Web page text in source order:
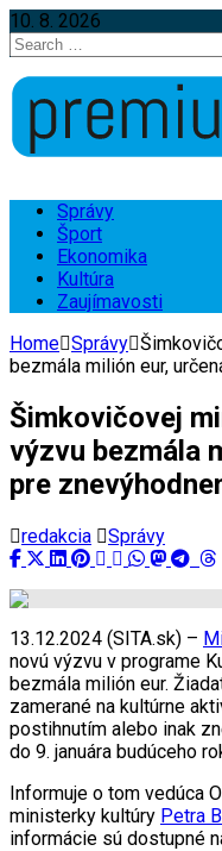
10. 8. 2026
Search
for:
Správy
Šport
Ekonomika
Kultúra
Zaujímavosti
Home Správy
bezmála milión eur,
Šimkovičovej
výzvu bezmála
pre
redakcia Správy
13.12.2024 (SITA.sk) –
novú výzvu v programe
bezmála milión eur.
zamerané na kultúrne
postihnutím alebo inak
do 9. januára budúceho
Informuje o tom vedúca
ministerky kultúry Petra
informácie sú dostupné